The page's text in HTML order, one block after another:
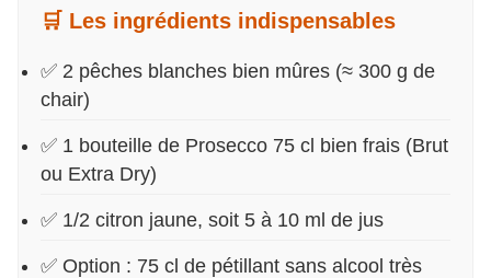
🛒 Les ingrédients indispensables
✅ 2 pêches blanches bien mûres (≈ 300 g de
chair)
✅ 1 bouteille de Prosecco 75 cl bien frais (Brut
ou Extra Dry)
✅ 1/2 citron jaune, soit 5 à 10 ml de jus
✅ Option : 75 cl de pétillant sans alcool très